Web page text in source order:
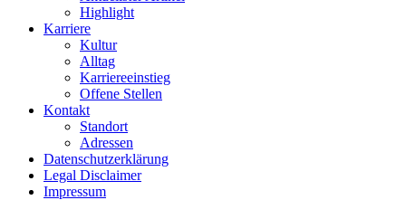
Highlight
Karriere
Kultur
Alltag
Karriereeinstieg
Offene Stellen
Kontakt
Standort
Adressen
Datenschutzerklärung
Legal Disclaimer
Impressum